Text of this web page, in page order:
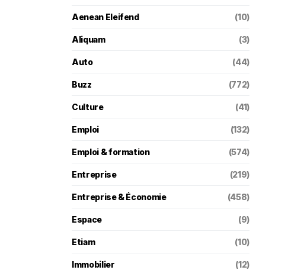
Aenean Eleifend (10)
Aliquam (3)
Auto (44)
Buzz (772)
Culture (41)
Emploi (132)
Emploi & formation (574)
Entreprise (219)
Entreprise & Économie (458)
Espace (9)
Etiam (10)
Immobilier (12)